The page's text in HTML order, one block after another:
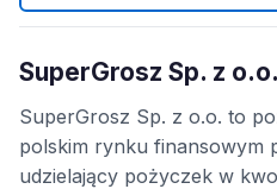
SuperGrosz Sp. z
SuperGrosz Sp. z o.o. to
polskim rynku finansowym
udzielający pożyczek w